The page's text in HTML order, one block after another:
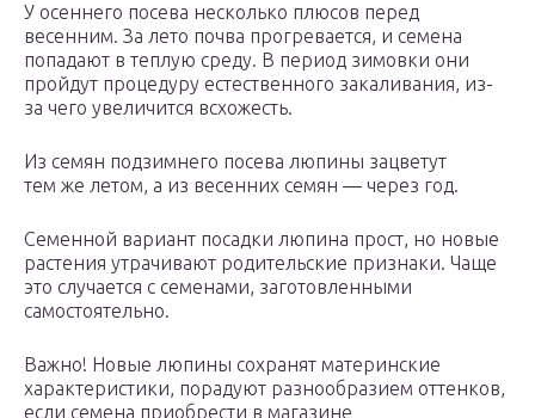
У осеннего посева несколько плюсов перед
весенним. За лето почва прогревается, и семена
попадают в теплую среду. В период зимовки они
пройдут процедуру естественного закаливания, из-
за чего увеличится всхожесть.
Из семян подзимнего посева люпины зацветут
тем же летом, а из весенних семян — через год.
Семенной вариант посадки люпина прост, но новые
растения утрачивают родительские признаки. Чаще
это случается с семенами, заготовленными
самостоятельно.
Важно! Новые люпины сохранят материнские
характеристики, порадуют разнообразием оттенков,
если семена приобрести в магазине